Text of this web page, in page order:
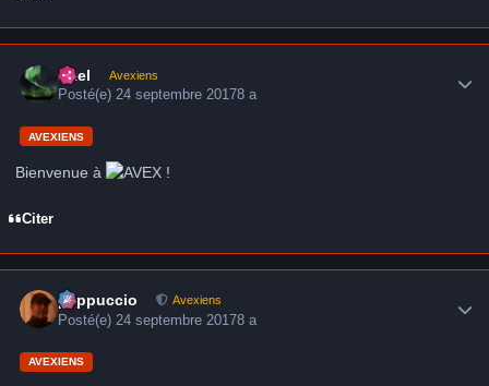
Axel Avexiens
Posté(e)24 septembre 20178 a
AVEXIENS
Bienvenue à !
Citer
peppuccio Avexiens
Posté(e) 24 septembre 20178 a
AVEXIENS